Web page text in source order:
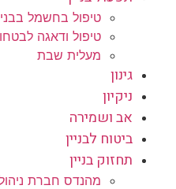
טיפול בחשמל
טיפול ודאגה לבטחון
מעלית שבת
גינון
ניקיון
אב ושמירה
ביטוח לבניין
תחזוק בניין
מהנדס חברת ניהול